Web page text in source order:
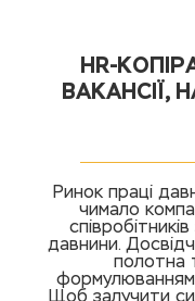
HR-
ВАКАНСІЇ,
Ринок праці
чимало
давнини.
полотна